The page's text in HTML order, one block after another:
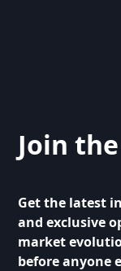
Join
Get the latest
and exclusive
market
before anyone